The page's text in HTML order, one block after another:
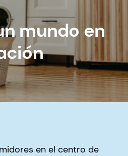
mundo en
en el centro de